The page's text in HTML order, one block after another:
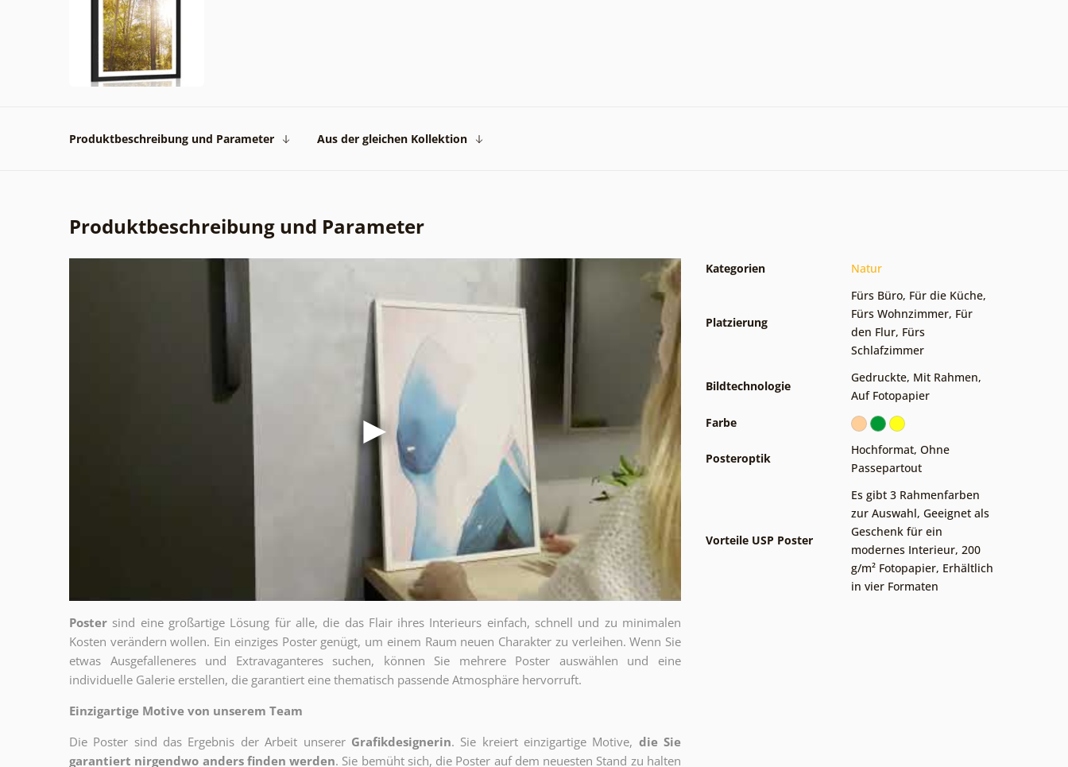
Produktbeschreibung und Parameter Aus der gleichen Kollektion
Produktbeschreibung und Parameter
Poster sind eine großartige Lösung für alle, die das Flair ihres Interieurs einfach, schnell und zu minimalen
Kosten verändern wollen. Ein einziges Poster genügt, um einem Raum neuen Charakter zu verleihen. Wenn Sie
etwas Ausgefalleneres und Extravaganteres suchen, können Sie mehrere Poster auswählen und eine
individuelle Galerie erstellen, die garantiert eine thematisch passende Atmosphäre hervorruft.
Einzigartige Motive von unserem Team
Die Poster sind das Ergebnis der Arbeit unserer Grafikdesignerin. Sie kreiert einzigartige Motive, die Sie
garantiert nirgendwo anders finden werden. Sie bemüht sich, die Poster auf dem neuesten Stand zu halten
Kategorien Natur
Platzierung
Fürs Büro, Für die Küche,
Fürs Wohnzimmer, Für
den Flur, Fürs
Schlafzimmer
Bildtechnologie
Gedruckte, Mit Rahmen,
Auf Fotopapier
Farbe
Posteroptik
Hochformat, Ohne
Passepartout
Vorteile USP Poster
Es gibt 3 Rahmenfarben
zur Auswahl, Geeignet als
Geschenk für ein
modernes Interieur, 200
g/m² Fotopapier, Erhältlich
in vier Formaten